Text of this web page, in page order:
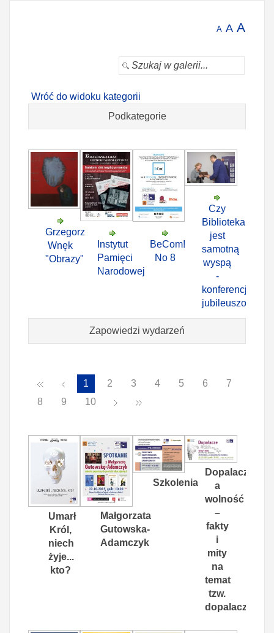
A A A
Wróć do widoku kategorii
Podkategorie
Grzegorz
Wnęk
"Obrazy"
Instytut
Pamięci
Narodowej
BeCom!
No 8
Czy
Biblioteka
jest
samotną
wyspą
-
konferencja
jubileuszowa
Zapowiedzi wydarzeń
1 2 3 4 5 6
7
8
9 10
Umarł
Król,
niech
żyje...
kto?
Małgorzata
Gutowska-
Adamczyk
Szkolenia
Dopalacze
a
wolność
–
fakty
i
mity
na
temat
tzw.
dopalaczy